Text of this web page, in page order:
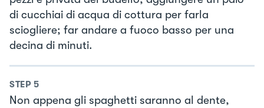
di cucchiai di acqua di cottura per farla
sciogliere; far andare a fuoco basso per una
decina di minuti.
STEP 5
Non appena gli spaghetti saranno al dente,